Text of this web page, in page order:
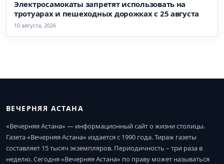
Электросамокаты запретят использовать на
тротуарах и пешеходных дорожках с 25 августа
10 августа, 2026
ВЕЧЕРНЯЯ АСТАНА
«Вечерняя Астана» — информационный сайт о жизни столицы.
Газета «Вечерняя Астана» издается с 1990 года. Тираж газеты
составляет 15 тысяч экземпляров. Периодичность – три раза в
неделю. Сегодня «Вечерняя Астана» по праву может называться